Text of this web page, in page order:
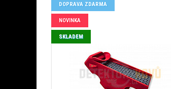
DOPRAVA ZDARMA
NOVINKA
SKLADEM